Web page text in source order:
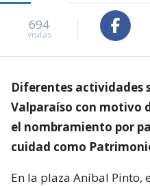
694
visitas
Diferentes actividades
Valparaíso con motivo
el nombramiento por
cuidad como
En la plaza Aníbal Pinto,